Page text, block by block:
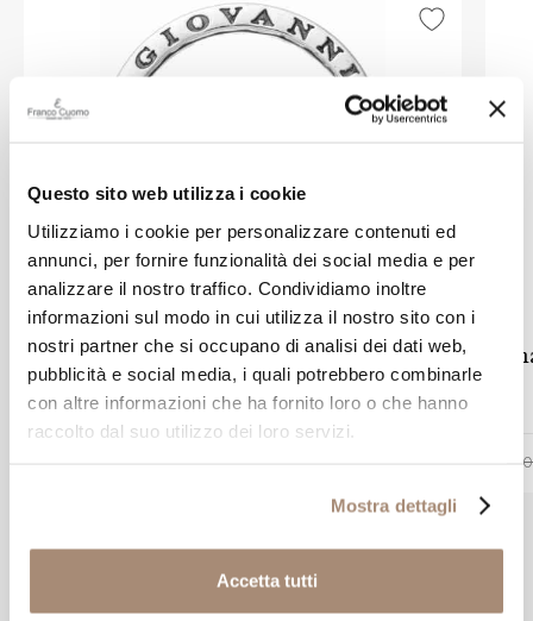
Questo sito web utilizza i cookie
Utilizziamo i cookie per personalizzare contenuti ed
annunci, per fornire funzionalità dei social media e per
analizzare il nostro traffico. Condividiamo inoltre
informazioni sul modo in cui utilizza il nostro sito con i
nostri partner che si occupano di analisi dei dati web,
pubblicità e social media, i quali potrebbero combinarle
con altre informazioni che ha fornito loro o che hanno
raccolto dal suo utilizzo dei loro servizi.
Mostra dettagli
Accetta tutti
GIOVANNI RASPINI
Portachiavi brise Giovanni Raspini in
argento
€
Prodotti simili